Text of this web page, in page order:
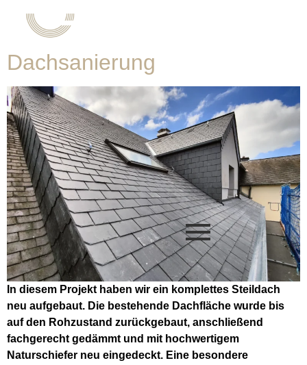
Autor:
Dachsanierung
In diesem Projekt haben wir ein komplettes Steildach
neu aufgebaut. Die bestehende Dachfläche wurde bis
auf den Rohzustand zurückgebaut, anschließend
fachgerecht gedämmt und mit hochwertigem
Naturschiefer neu eingedeckt. Eine besondere